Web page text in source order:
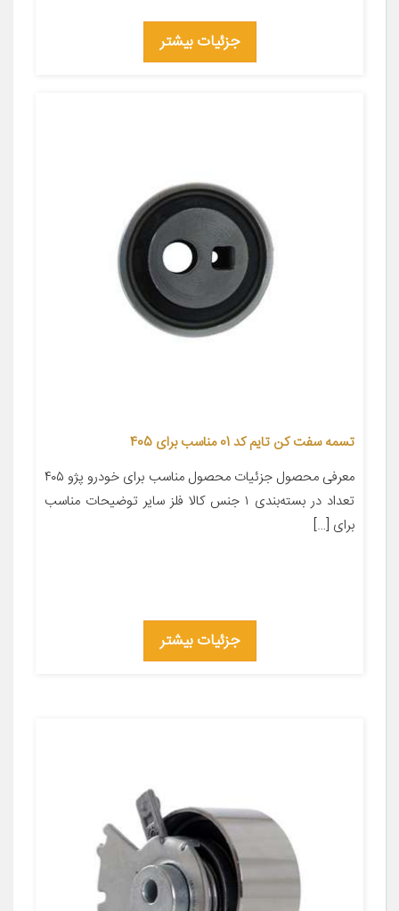
جزئیات بیشتر
تسمه سفت کن تایم کد 01 مناسب برای 405
معرفی محصول جزئیات محصول مناسب برای خودرو پژو ۴۰۵
تعداد در بسته‌بندی ۱ جنس کالا فلز سایر توضیحات مناسب
برای […]
جزئیات بیشتر